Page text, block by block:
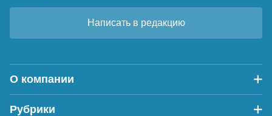
Написать в редакцию
О компании
Рубрики